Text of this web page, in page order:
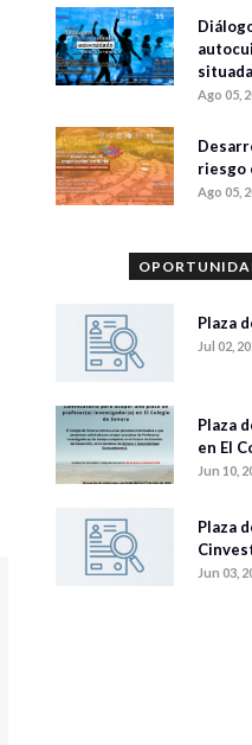
situada
Ago 05,
riesgo
Ago 05,
Plaza
Jul 02,
Plaza
en El
Jun 10,
Plaza
Jun 03,